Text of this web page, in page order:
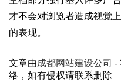
才不会对浏览者造成视觉
的表现。
文章由成都网站建设公司 -
络，如有侵权请联系删除